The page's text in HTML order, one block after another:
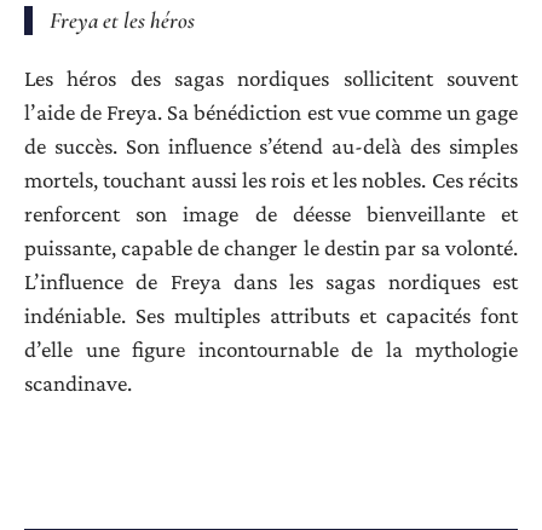
Freya et les héros
Les héros des sagas nordiques sollicitent souvent
l’aide de Freya. Sa bénédiction est vue comme un gage
de succès. Son influence s’étend au-delà des simples
mortels, touchant aussi les rois et les nobles. Ces récits
renforcent son image de déesse bienveillante et
puissante, capable de changer le destin par sa volonté.
L’influence de Freya dans les sagas nordiques est
indéniable. Ses multiples attributs et capacités font
d’elle une figure incontournable de la mythologie
scandinave.